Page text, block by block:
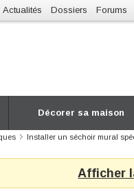
Actualités Dossiers Forums
Décorer sa maison
Installer un séchoir mural
Afficher